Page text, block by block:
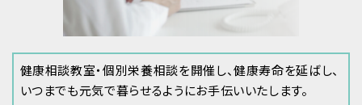
健康相談教室・個別栄養相談を開催し、健康寿命を延ばし、
いつまでも元気で暮らせるようにお手伝いいたします。